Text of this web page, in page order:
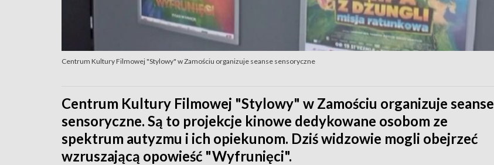
Centrum Kultury Filmowej "Stylowy" w Zamościu organizuje seanse sensoryczne
Centrum Kultury Filmowej "Stylowy" w Zamościu organizuje seanse
sensoryczne. Są to projekcje kinowe dedykowane osobom ze
spektrum autyzmu i ich opiekunom. Dziś widzowie mogli obejrzeć
wzruszającą opowieść "Wyfrunięci".